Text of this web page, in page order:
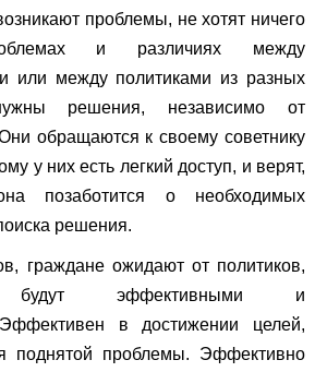
проблемы, не хотят ничего
и различиях между
или между политиками из разных
решения, независимо от
обращаются к своему советнику
у них есть легкий доступ, и верят,
позаботится о необходимых
решения.
граждане ожидают от политиков,
эффективными и
в достижении целей,
поднятой проблемы. Эффективно